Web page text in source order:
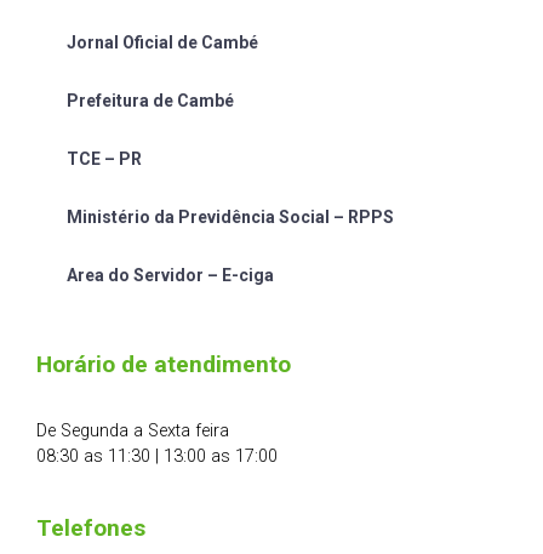
Jornal Oficial de Cambé
Prefeitura de Cambé
TCE – PR
Ministério da Previdência Social – RPPS
Area do Servidor – E-ciga
Horário de atendimento
De Segunda a Sexta feira
08:30 as 11:30 | 13:00 as 17:00
Telefones